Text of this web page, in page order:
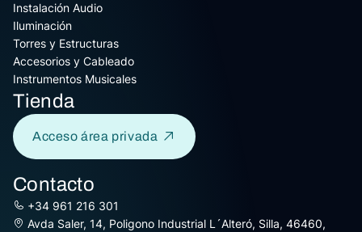
Instalación Audio
Iluminación
Torres y Estructuras
Accesorios y Cableado
Instrumentos Musicales
Tienda
Acceso área privada
Contacto
+34 961 216 301
Avda Saler, 14, Poligono Industrial L´Alteró, Silla, 46460,